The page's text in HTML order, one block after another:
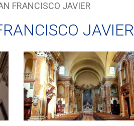
FRANCISCO JAVIER
JAVIER